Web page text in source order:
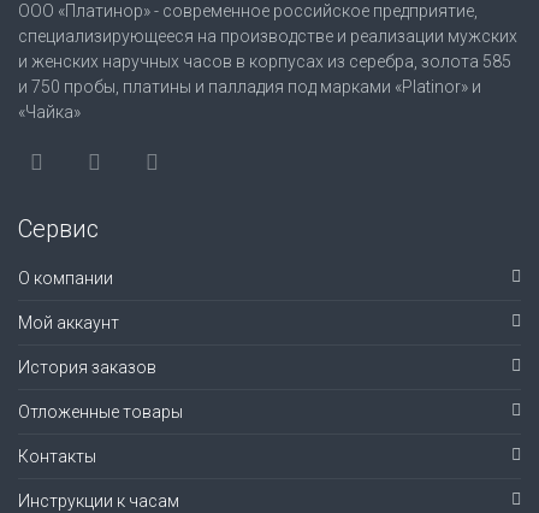
ООО «Платинор» - современное российское предприятие,
специализирующееся на производстве и реализации мужских
и женских наручных часов в корпусах из серебра, золота 585
и 750 пробы, платины и палладия под марками «Platinor» и
«Чайка»
Сервис
О компании
Мой аккаунт
История заказов
Отложенные товары
Контакты
Инструкции к часам